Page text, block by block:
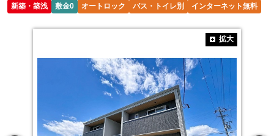
新築・築浅 敷金0 オートロック バス・トイレ別 インターネット無料
拡大